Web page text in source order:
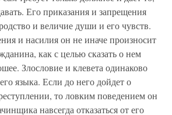
Его приказания и запрещения
и величие души и его чувств.
и насилия он не иначе произносит
как с целью сказать о нем
Злословие и клевета одинаково
языка. Если до него дойдет о
то ловким поведением он
навсегда отказаться от его